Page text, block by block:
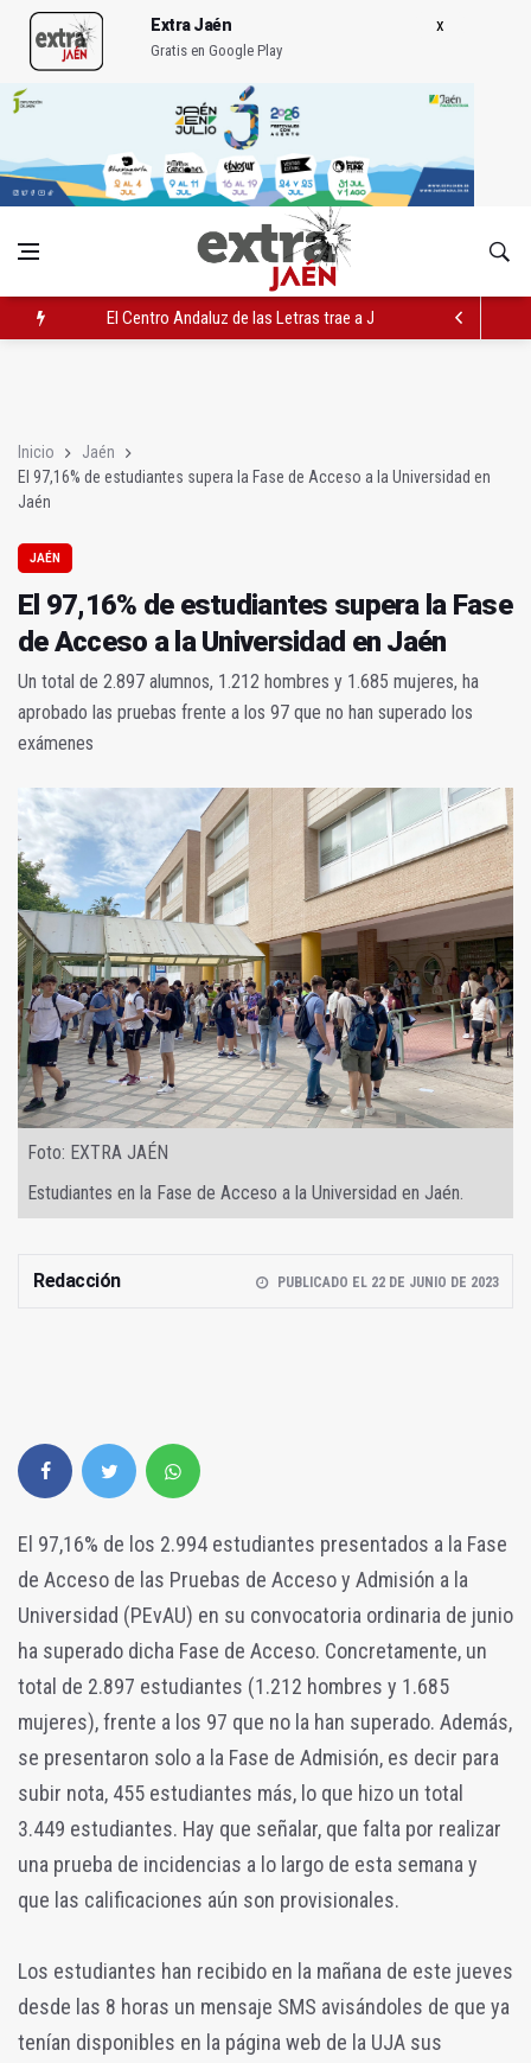
Extra Jaén
Gratis en Google Play
El Centro Andaluz de las Letras trae a Jaén al filósofo Omar
Inicio
Jaén
El 97,16% de estudiantes supera la Fase de Acceso a la Universidad en
Jaén
JAÉN
El 97,16% de estudiantes supera la Fase
de Acceso a la Universidad en Jaén
Un total de 2.897 alumnos, 1.212 hombres y 1.685 mujeres, ha
aprobado las pruebas frente a los 97 que no han superado los
exámenes
Foto: EXTRA JAÉN
Estudiantes en la Fase de Acceso a la Universidad en Jaén.
Redacción PUBLICADO EL 22 DE JUNIO DE 2023
El 97,16% de los 2.994 estudiantes presentados a la Fase
de Acceso de las Pruebas de Acceso y Admisión a la
Universidad (PEvAU) en su convocatoria ordinaria de junio
ha superado dicha Fase de Acceso. Concretamente, un
total de 2.897 estudiantes (1.212 hombres y 1.685
mujeres), frente a los 97 que no la han superado. Además,
se presentaron solo a la Fase de Admisión, es decir para
subir nota, 455 estudiantes más, lo que hizo un total
3.449 estudiantes. Hay que señalar, que falta por realizar
una prueba de incidencias a lo largo de esta semana y
que las calificaciones aún son provisionales.
Los estudiantes han recibido en la mañana de este jueves
desde las 8 horas un mensaje SMS avisándoles de que ya
tenían disponibles en la página web de la UJA sus